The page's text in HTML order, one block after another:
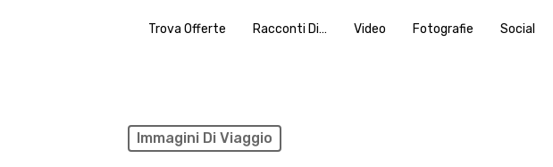
Trova Offerte Racconti Di… Video Fotografie Social
Immagini Di Viaggio